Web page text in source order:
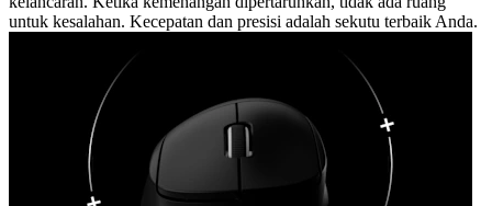
untuk kesalahan. Kecepatan dan presisi adalah sekutu terbaik Anda.